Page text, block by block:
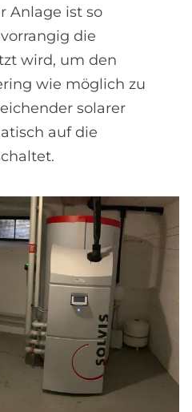
Anlage ist so
die
wird, um den
wie möglich zu
solarer
auf die